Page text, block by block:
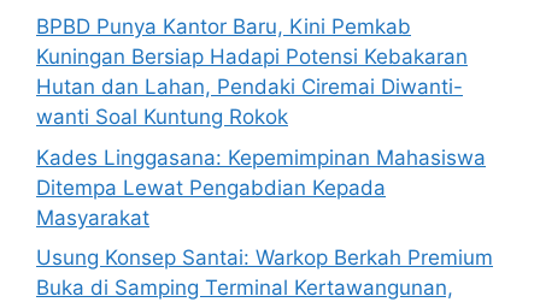
BPBD Punya Kantor Baru, Kini Pemkab
Kuningan Bersiap Hadapi Potensi Kebakaran
Hutan dan Lahan, Pendaki Ciremai Diwanti-
wanti Soal Kuntung Rokok
Kades Linggasana: Kepemimpinan Mahasiswa
Ditempa Lewat Pengabdian Kepada
Masyarakat
Usung Konsep Santai: Warkop Berkah Premium
Buka di Samping Terminal Kertawangunan,